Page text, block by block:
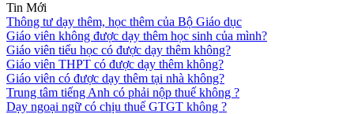
Tin Mới
Thông tư dạy thêm, học thêm của Bộ Giáo dục
Giáo viên không được dạy thêm học sinh của mình?
Giáo viên tiểu học có được dạy thêm không?
Giáo viên THPT có được dạy thêm không?
Giáo viên có được dạy thêm tại nhà không?
Trung tâm tiếng Anh có phải nộp thuế không ?
Dạy ngoại ngữ có chịu thuế GTGT không ?